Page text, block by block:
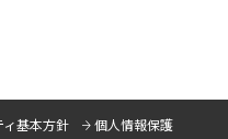
基本方針 個人情報保護